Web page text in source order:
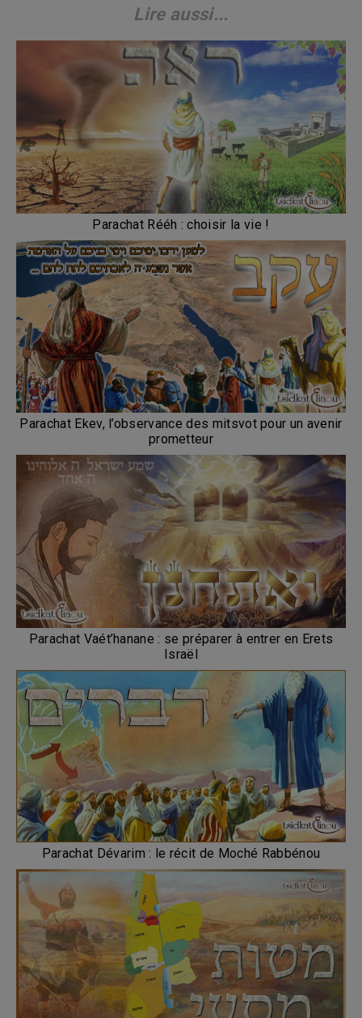
Lire aussi...
Parachat Rééh : choisir la vie !
Parachat Ekev, l’observance des mitsvot pour un avenir
prometteur
Parachat Vaét’hanane : se préparer à entrer en Erets
Israël
Parachat Dévarim : le récit de Moché Rabbénou